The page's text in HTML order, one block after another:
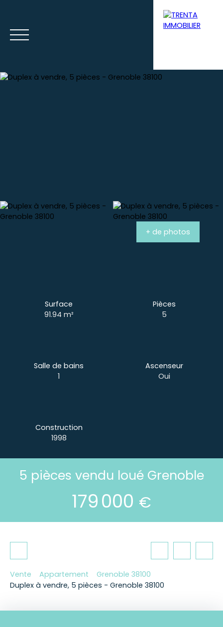
+ de photos
Surface
91.94 m²
Pièces
5
Salle de bains
1
Ascenseur
Oui
Construction
1998
5 pièces vendu loué Grenoble
179 000 €
Vente Appartement
Grenoble 38100
Duplex à vendre, 5 pièces - Grenoble 38100